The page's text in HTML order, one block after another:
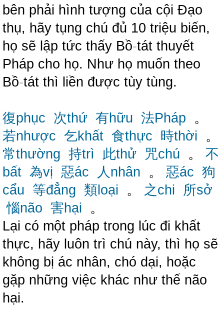
bên phải hình tượng của cội Đạo
thụ, hãy tụng chú đủ 10 triệu biến,
họ sẽ lập tức thấy Bồ-tát thuyết
Pháp cho họ. Như họ muốn theo
Bồ-tát thì liền được tùy tùng.
復phục 次thứ 有hữu 法Pháp 。
若nhược 乞khất 食thực 時thời 。
常thường 持trì 此thử 咒chú 。 不
bất 為vị 惡ác 人nhân 。 惡ác 狗
cẩu 等đẳng 類loại 。 之chi
所sở
惱não 害hại 。
Lại có một pháp trong lúc đi khất
thực, hãy luôn trì chú này, thì họ sẽ
không bị ác nhân, chó dại, hoặc
gặp những việc khác như thế não
hại.